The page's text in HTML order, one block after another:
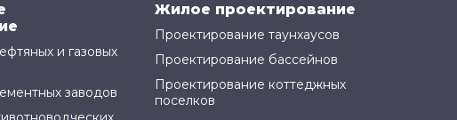
и газовых
заводов
Жилое проектирование
Проектирование таунхаусов
Проектирование бассейнов
Проектирование коттеджных
поселков